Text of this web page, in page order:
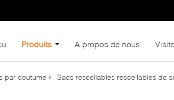
Produits A propos de nous
par coutume Sacs rescellables rescellables de